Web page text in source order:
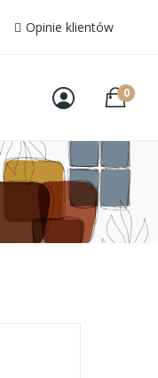
Opinie klientów
0